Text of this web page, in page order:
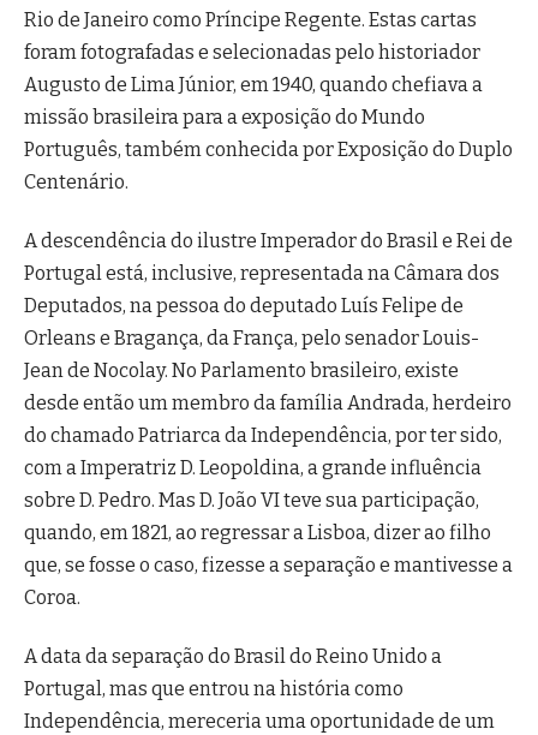
Rio de Janeiro como Príncipe Regente. Estas cartas
foram fotografadas e selecionadas pelo historiador
Augusto de Lima Júnior, em 1940, quando chefiava a
missão brasileira para a exposição do Mundo
Português, também conhecida por Exposição do Duplo
Centenário.
A descendência do ilustre Imperador do Brasil e Rei de
Portugal está, inclusive, representada na Câmara dos
Deputados, na pessoa do deputado Luís Felipe de
Orleans e Bragança, da França, pelo senador Louis-
Jean de Nocolay. No Parlamento brasileiro, existe
desde então um membro da família Andrada, herdeiro
do chamado Patriarca da Independência, por ter sido,
com a Imperatriz D. Leopoldina, a grande influência
sobre D. Pedro. Mas D. João VI teve sua participação,
quando, em 1821, ao regressar a Lisboa, dizer ao filho
que, se fosse o caso, fizesse a separação e mantivesse a
Coroa.
A data da separação do Brasil do Reino Unido a
Portugal, mas que entrou na história como
Independência, mereceria uma oportunidade de um